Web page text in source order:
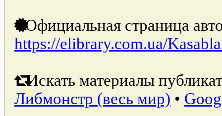
Официальная страница
https://elibrary.com.ua/
Искать материалы
Либмонстр (весь мир) •